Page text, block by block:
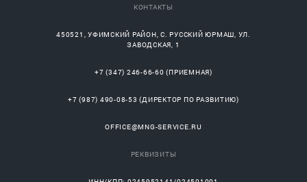
КОНТАКТЫ
450521 ,УФИМСКИЙ РАЙОН, С.РУССКИЙ ЮРМАШ, УЛ.
ЗАВОДСКАЯ, 1
+7 (347) 246-66-60 (ПРИЕМНАЯ)
+7 (987) 490-08-53 (ДИРЕКТОР ПО РАЗВИТИЮ)
OFFICE@MNG-SERVICE.RU
РЕКВИЗИТЫ